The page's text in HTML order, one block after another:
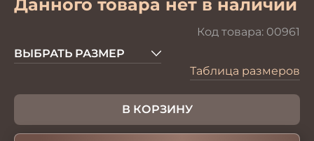
Данного товара нет в наличии
Код товара: 00961
ВЫБРАТЬ РАЗМЕР
Таблица размеров
В КОРЗИНУ